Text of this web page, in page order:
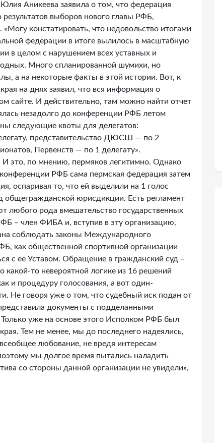
Аникеева заявила о том, что федерация
выборов нового главы РФБ,
констатировать, что недовольство итогами
федерации в итоге вылилось в масштабную
в целом с нарушением всех уставных и
Много спланированной шумихи, но
а на некоторые факты в этой истории. Вот, к
на днях заявил, что вся информация о
сайте. И действительно, там можно найти отчет
незадолго до конференции РФБ летом
следующие квоты для делегатов:
представительство ДЮСШ — по 2
Первенств — по 1 делегату».
И это, по мнению, пермяков легитимно. Однако
РФБ сама пермская федерация затем
оспаривая то, что ей выделили на 1 голос
общегражданской юрисдикции. Есть регламент
рода вмешательство государственных
– член ФИБА и, вступив в эту организацию,
соблюдать законы Международного
как общественной спортивной организации
с ее Уставом. Обращение в гражданский суд –
то невероятной логике из 16 решений
и процедуру голосования, а вот один-
Не говоря уже о том, что судебный иск подан от
документы с подделанными
уже на основе этого Исполком РФБ был
Тем не менее, мы до последнего надеялись,
любование, не вредя интересам
мы долгое время пытались наладить
со стороны данной организации не увидели»,